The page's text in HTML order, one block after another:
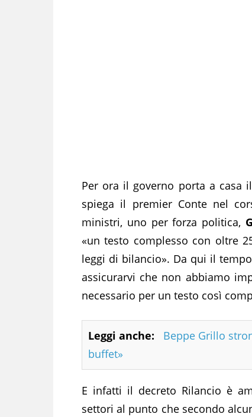
Per ora il governo porta a casa
spiega il premier Conte nel
ministri, uno per forza politica,
«un testo complesso con oltre
leggi di bilancio». Da qui il
assicurarvi che non abbiamo
necessario per un testo così
Leggi anche:
Beppe Grillo
buffet»
E infatti il decreto Rilancio è
settori al punto che secondo